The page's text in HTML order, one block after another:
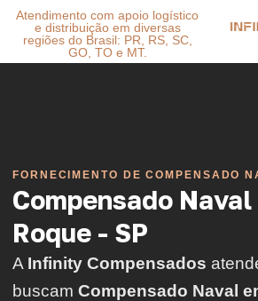
Atendimento com apoio logístico
e distribuição em diversas
regiões do Brasil: PR, RS, SC,
GO, TO e MT.
FORNECIMENTO DE COMPENSADO
Compensado Naval
Roque - SP
A Infinity Compensados
buscam Compensado Naval